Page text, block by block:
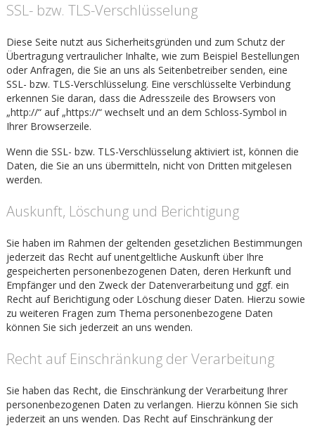
SSL- bzw. TLS-Verschlüsselung
Diese Seite nutzt aus Sicherheitsgründen und zum Schutz der
Übertragung vertraulicher Inhalte, wie zum Beispiel Bestellungen
oder Anfragen, die Sie an uns als Seitenbetreiber senden, eine
SSL- bzw. TLS-Verschlüsselung. Eine verschlüsselte Verbindung
erkennen Sie daran, dass die Adresszeile des Browsers von
„http://“ auf „https://“ wechselt und an dem Schloss-Symbol in
Ihrer Browserzeile.
Wenn die SSL- bzw. TLS-Verschlüsselung aktiviert ist, können die
Daten, die Sie an uns übermitteln, nicht von Dritten mitgelesen
werden.
Auskunft, Löschung und Berichtigung
Sie haben im Rahmen der geltenden gesetzlichen Bestimmungen
jederzeit das Recht auf unentgeltliche Auskunft über Ihre
gespeicherten personenbezogenen Daten, deren Herkunft und
Empfänger und den Zweck der Datenverarbeitung und ggf. ein
Recht auf Berichtigung oder Löschung dieser Daten. Hierzu sowie
zu weiteren Fragen zum Thema personenbezogene Daten
können Sie sich jederzeit an uns wenden.
Recht auf Einschränkung der Verarbeitung
Sie haben das Recht, die Einschränkung der Verarbeitung Ihrer
personenbezogenen Daten zu verlangen. Hierzu können Sie sich
jederzeit an uns wenden. Das Recht auf Einschränkung der